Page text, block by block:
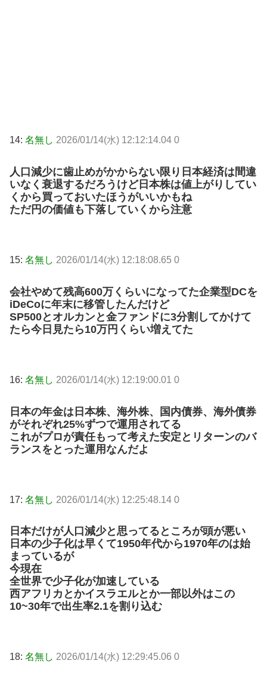
14: 名無し 2026/01/14(水) 12:12:14.04 0
人口減少に歯止めがかからない限り日本経済は間違
いなく衰退するだろうけど日本株は値上がりしてい
くから買っておいたほうがいいかもね
ただ円の価値も下落していくから注意
15: 名無し 2026/01/14(水) 12:18:08.65 0
会社やめて残高600万くらいになってた企業型DCを
iDeCoに年末に移管したんだけど
SP500とオルカンと金ファンドに3分割してかけて
たら今日見たら10万円くらい増えてた
16: 名無し 2026/01/14(水) 12:19:00.01 0
日本の年金は日本株、海外株、国内債券、海外債券
がそれぞれ25%ずつで運用されてる
これがプロが責任もって考えた安定とリターンのバ
ランスをとった運用なんだよ
17: 名無し 2026/01/14(水) 12:25:48.14 0
日本だけが人口減少と思ってるところが頭が悪い
日本の少子化は早くて1950年代から1970年のは始
まっているが
今現在
全世界で少子化が加速している
西アフリカとかイスラエルとか一部以外はこの
10~30年で出生率2.1を割り込む
18: 名無し 2026/01/14(水) 12:29:45.06 0